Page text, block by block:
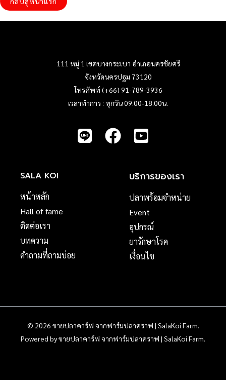
111 หมู่ 1 เขตบางกระเบา อำเภอนครชัยศรี
จังหวัดนครปฐม 73120
โทรศัพท์ (+66) 91-789-3936
เวลาทำการ : ทุกวัน 09.00-18.00น.
SALA KOI
หน้าหลัก
Hall of fame
ติดต่อเรา
บทความ
คำถามที่ถามบ่อย
บริการของเรา
ปลาพร้อมจำหน่าย
Event
อุปกรณ์
ยารักษาโรค
เงื่อนไข
© 2026 ขายปลาคาร์ฟ จากฟาร์มปลาคราฟ | SalaKoi Farm.
Powered by ขายปลาคาร์ฟ จากฟาร์มปลาคราฟ | SalaKoi Farm.